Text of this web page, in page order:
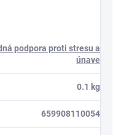
podpora proti stresu a
únave
0.1 kg
659908110054